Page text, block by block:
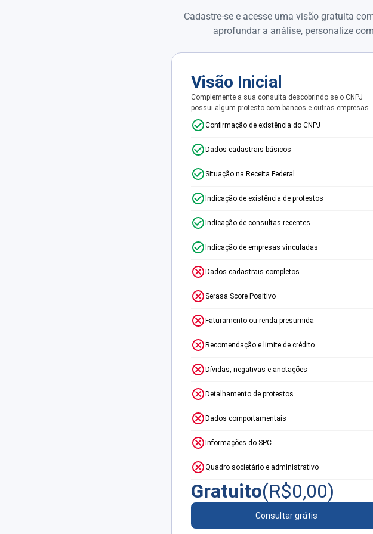
Cadastre-se e acesse uma visão gratuita
aprofundar a análise, personalize
Visão Inicial
Complemente a sua consulta descobrindo se o CNPJ
possui algum protesto com bancos e outras empresas.
Confirmação de existência do CNPJ
Dados cadastrais básicos
Situação na Receita Federal
Indicação de existência de protestos
Indicação de consultas recentes
Indicação de empresas vinculadas
Dados cadastrais completos
Serasa Score Positivo
Faturamento ou renda presumida
Recomendação e limite de crédito
Dívidas, negativas e anotações
Detalhamento de protestos
Dados comportamentais
Informações do SPC
Quadro societário e administrativo
Gratuito(R$0,00)
Consultar grátis